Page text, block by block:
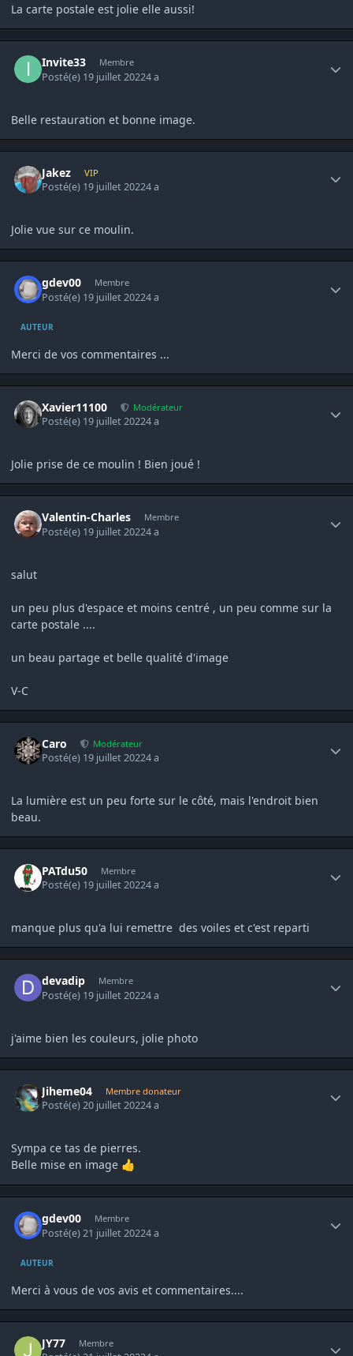
La carte postale est jolie elle aussi!
Invite33 Membre
Posté(e) 19 juillet 20224 a
Belle restauration et bonne image.
Jakez VIP
Posté(e) 19 juillet 20224 a
Jolie vue sur ce moulin.
gdev00 Membre
Posté(e) 19 juillet 20224 a
AUTEUR
Merci de vos commentaires ...
Xavier11100 Modérateur
Posté(e) 19 juillet 20224 a
Jolie prise de ce moulin ! Bien joué !
Valentin-Charles Membre
Posté(e) 19 juillet 20224 a
salut
un peu plus d'espace et moins centré , un peu comme sur la
carte postale ....
un beau partage et belle qualité d'image
V-C
Caro Modérateur
Posté(e) 19 juillet 20224 a
La lumière est un peu forte sur le côté, mais l'endroit bien
beau.
PATdu50 Membre
Posté(e) 19 juillet 20224 a
manque plus qu'a lui remettre des voiles et c'est reparti
devadip Membre
Posté(e) 19 juillet 20224 a
j'aime bien les couleurs, jolie photo
Jiheme04 Membre donateur
Posté(e)20 juillet 20224 a
Sympa ce tas de pierres.
Belle mise en image 👍
gdev00 Membre
Posté(e)21 juillet 20224 a
AUTEUR
Merci à vous de vos avis et commentaires....
JY77 Membre